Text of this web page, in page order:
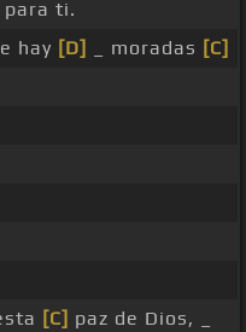
para ti.
hay [D] _ moradas [C]
[C] paz de Dios, _